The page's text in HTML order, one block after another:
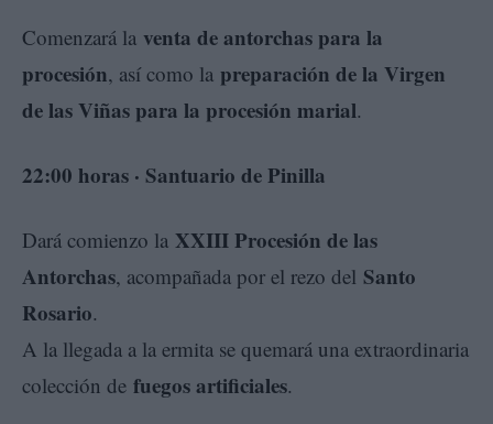
Comenzará la venta de antorchas para la
procesión, así como la preparación de la Virgen
de las Viñas para la procesión marial.
22:00 horas · Santuario de Pinilla
Dará comienzo la XXIII Procesión de las
Antorchas, acompañada por el rezo del Santo
Rosario.
A la llegada a la ermita se quemará una extraordinaria
colección de fuegos artificiales.